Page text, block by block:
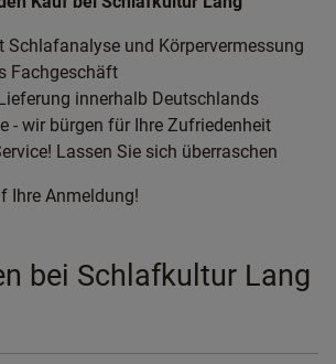
Schlafanalyse und Körpervermessung
Fachgeschäft
innerhalb Deutschlands
- wir bürgen für Ihre Zufriedenheit
Lassen Sie sich überraschen
Ihre Anmeldung!
bei Schlafkultur Lang